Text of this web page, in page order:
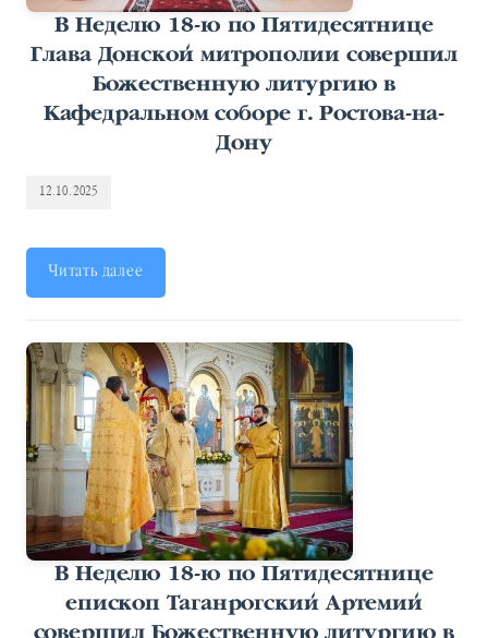
В Неделю 18-ю по Пятидесятнице
Глава Донской митрополии совершил
Божественную литургию в
Кафедральном соборе г. Ростова-на-
Дону
12.10.2025
Читать далее
В Неделю 18-ю по Пятидесятнице
епископ Таганрогский Артемий